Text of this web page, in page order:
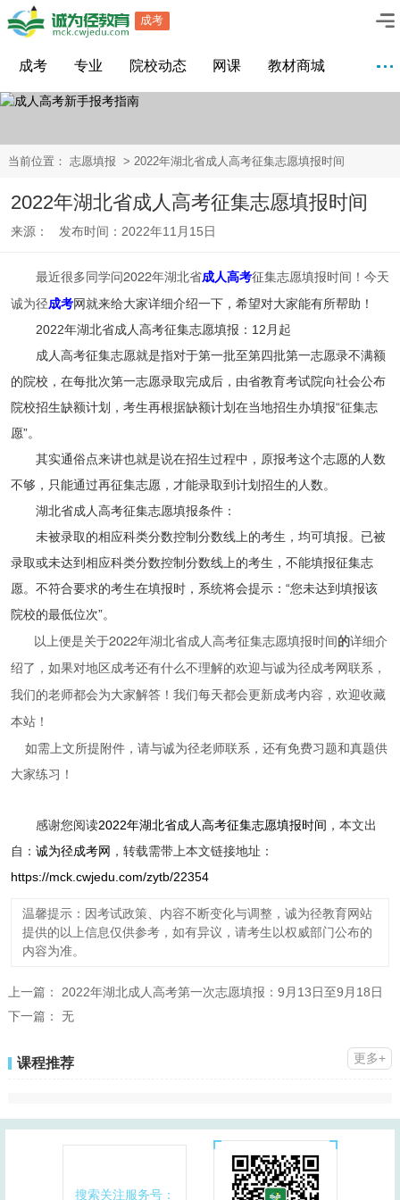
成考
成考 专业 院校动态 网课 教材商城
当前位置： 志愿填报 > 2022年湖北省成人高考征集志愿填报时间
2022年湖北省成人高考征集志愿填报时间
来源： 发布时间：2022年11月15日
最近很多同学问2022年湖北省成人高考征集志愿填报时间！今天
诚为径成考网就来给大家详细介绍一下，希望对大家能有所帮助！
2022年湖北省成人高考征集志愿填报：12月起
成人高考征集志愿就是指对于第一批至第四批第一志愿录不满额
的院校，在每批次第一志愿录取完成后，由省教育考试院向社会公布
院校招生缺额计划，考生再根据缺额计划在当地招生办填报“征集志
愿”。
其实通俗点来讲也就是说在招生过程中，原报考这个志愿的人数
不够，只能通过再征集志愿，才能录取到计划招生的人数。
湖北省成人高考征集志愿填报条件：
未被录取的相应科类分数控制分数线上的考生，均可填报。已被
录取或未达到相应科类分数控制分数线上的考生，不能填报征集志
愿。不符合要求的考生在填报时，系统将会提示：“您未达到填报该
院校的最低位次”。
以上便是关于2022年湖北省成人高考征集志愿填报时间的详细介
绍了，如果对地区成考还有什么不理解的欢迎与诚为径成考网联系，
我们的老师都会为大家解答！我们每天都会更新成考内容，欢迎收藏
本站！
如需上文所提附件，请与诚为径老师联系，还有免费习题和真题供
大家练习！
感谢您阅读2022年湖北省成人高考征集志愿填报时间 ，本文出
自： 诚为径成考网 ，转载需带上本文链接地址：
https://mck.cwjedu.com/zytb/22354
温馨提示：因考试政策、内容不断变化与调整，诚为径教育网站
提供的以上信息仅供参考，如有异议，请考生以权威部门公布的
内容为准。
上一篇： 2022年湖北成人高考第一次志愿填报：9月13日至9月18日
下一篇： 无
课程推荐 更多+
搜索关注服务号：